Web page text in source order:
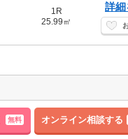
1R
25.99㎡
詳細
無料 オンライン相談する